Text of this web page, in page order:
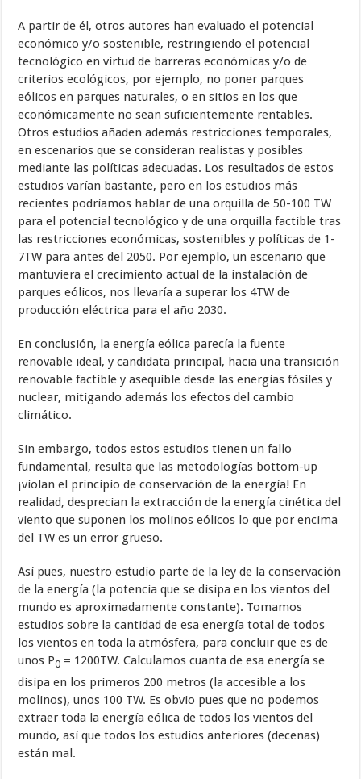
A partir de él, otros autores han evaluado el potencial
económico y/o sostenible, restringiendo el potencial
tecnológico en virtud de barreras económicas y/o de
criterios ecológicos, por ejemplo, no poner parques
eólicos en parques naturales, o en sitios en los que
económicamente no sean suficientemente rentables.
Otros estudios añaden además restricciones temporales,
en escenarios que se consideran realistas y posibles
mediante las políticas adecuadas. Los resultados de estos
estudios varían bastante, pero en los estudios más
recientes podríamos hablar de una orquilla de 50-100 TW
para el potencial tecnológico y de una orquilla factible tras
las restricciones económicas, sostenibles y políticas de 1-
7TW para antes del 2050. Por ejemplo, un escenario que
mantuviera el crecimiento actual de la instalación de
parques eólicos, nos llevaría a superar los 4TW de
producción eléctrica para el año 2030.
En conclusión, la energía eólica parecía la fuente
renovable ideal, y candidata principal, hacia una transición
renovable factible y asequible desde las energías fósiles y
nuclear, mitigando además los efectos del cambio
climático.
Sin embargo, todos estos estudios tienen un fallo
fundamental, resulta que las metodologías bottom-up
¡violan el principio de conservación de la energía! En
realidad, desprecian la extracción de la energía cinética del
viento que suponen los molinos eólicos lo que por encima
del TW es un error grueso.
Así pues, nuestro estudio parte de la ley de la conservación
de la energía (la potencia que se disipa en los vientos del
mundo es aproximadamente constante). Tomamos
estudios sobre la cantidad de esa energía total de todos
los vientos en toda la atmósfera, para concluir que es de
unos P0 = 1200TW. Calculamos cuanta de esa energía se
disipa en los primeros 200 metros (la accesible a los
molinos), unos 100 TW. Es obvio pues que no podemos
extraer toda la energía eólica de todos los vientos del
mundo, así que todos los estudios anteriores (decenas)
están mal.